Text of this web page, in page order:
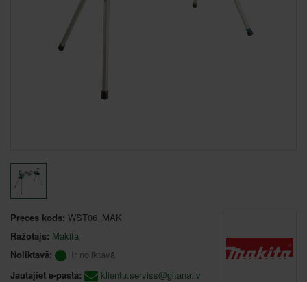
Preces kods: WST06_MAK
Ražotājs: Makita
Noliktavā:
Ir noliktavā
Jautājiet e-pastā:
klientu.serviss@gitana.lv